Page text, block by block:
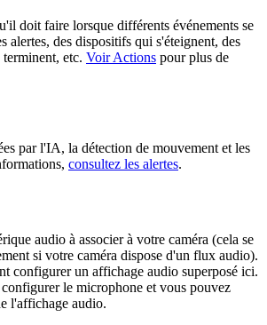
doit faire lorsque différents événements se
alertes, des dispositifs qui s'éteignent, des
etc. Voir Actions pour plus de
par l'IA, la détection de mouvement et les
consultez les alertes.
audio à associer à votre caméra (cela se
si votre caméra dispose d'un flux audio).
configurer un affichage audio superposé ici.
le microphone et vous pouvez
l'affichage audio.